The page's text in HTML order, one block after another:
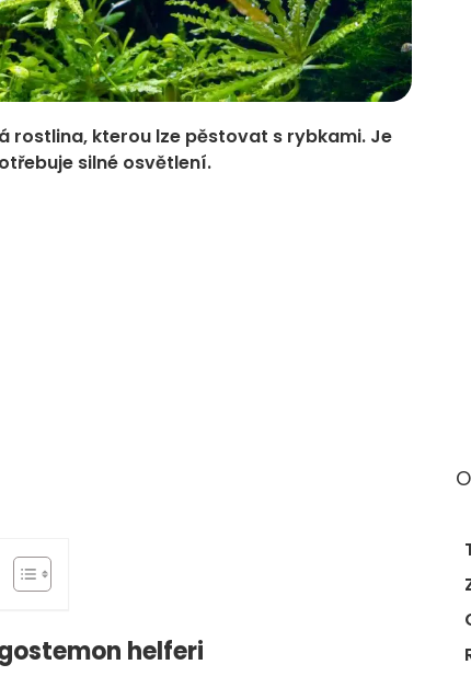
rostlina, kterou lze pěstovat s rybkami. Je
silné osvětlení.
helferi